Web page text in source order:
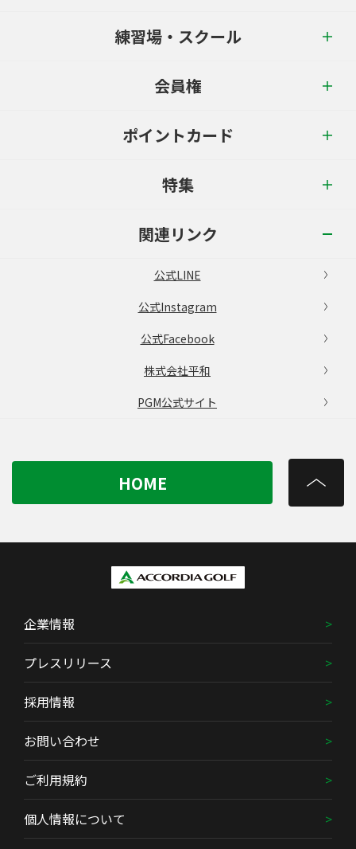
練習場・スクール
会員権
ポイントカード
特集
関連リンク
公式LINE
公式Instagram
公式Facebook
株式会社平和
PGM公式サイト
HOME
企業情報
プレスリリース
採用情報
お問い合わせ
ご利用規約
個人情報について